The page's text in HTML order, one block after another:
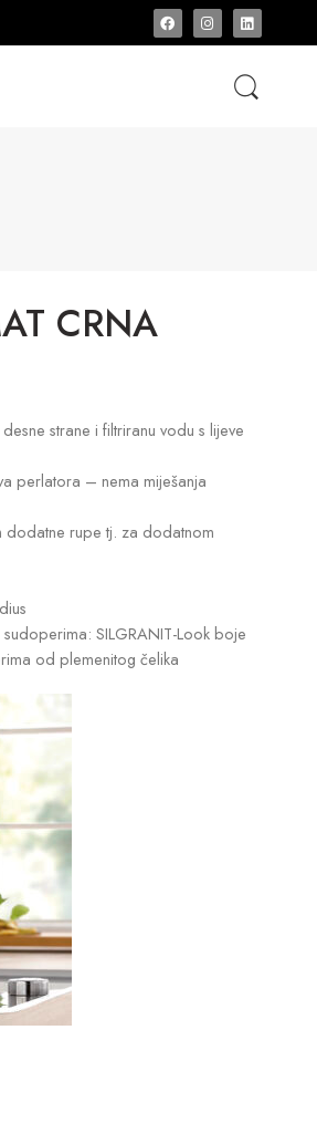
CRNA
strane i filtriranu vodu s lijeve
perlatora – nema miješanja
dodatne rupe tj. za dodatnom
SILGRANIT-Look boje
od plemenitog čelika